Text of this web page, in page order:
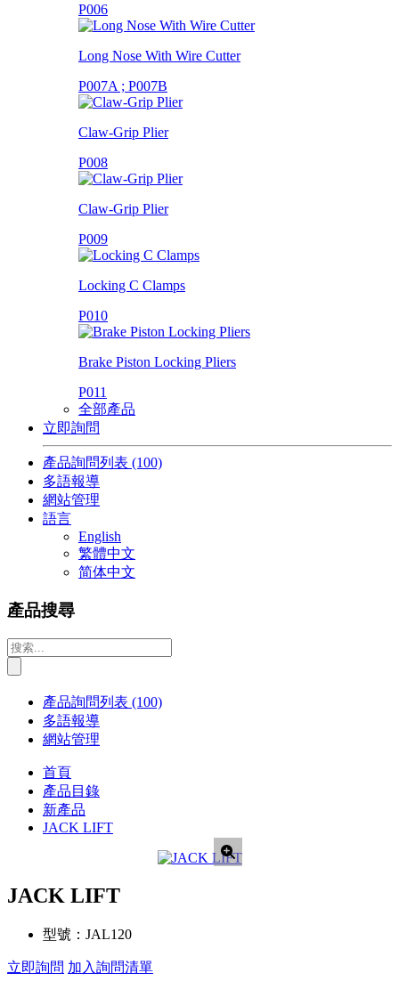
P006
Long Nose With Wire Cutter
P007A ; P007B
Claw-Grip Plier
P008
Claw-Grip Plier
P009
Locking C Clamps
P010
Brake Piston Locking Pliers
P011
全部產品
立即詢問
產品詢問列表 (100)
多語報導
網站管理
語言
English
繁體中文
简体中文
產品搜尋
產品詢問列表 (100)
多語報導
網站管理
首頁
產品目錄
新產品
JACK LIFT
JACK LIFT
型號： JAL120
立即詢問 加入詢問清單